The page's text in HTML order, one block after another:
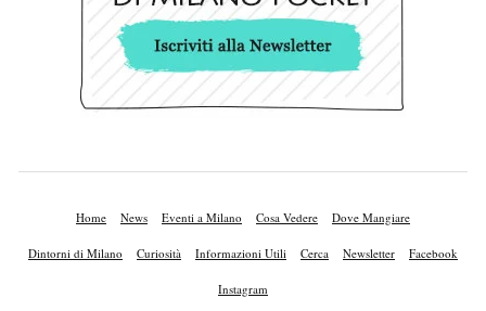
Home News Eventi a Milano Cosa Vedere Dove Mangiare
Dintorni di Milano Curiosità Informazioni Utili Cerca Newsletter Facebook
Instagram